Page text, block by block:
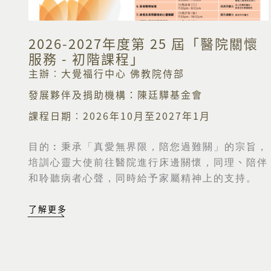
2026-2027年度第 25 屆「醫院關懷
服務 - 初階課程」
主辦︰大覺福行中心 佛教院侍部
發展夥伴及捐助機構：陳廷驊基金會
課程日期︰2026年10月至2027年1月
目的︰ 秉承「真愛無界限，陪您過難關」的宗旨，
培訓心靈大使前往醫院進行床邊關懷，同理 、 陪伴
和聆聽病者心聲，同時給予家屬精神上的支持。
了解更多